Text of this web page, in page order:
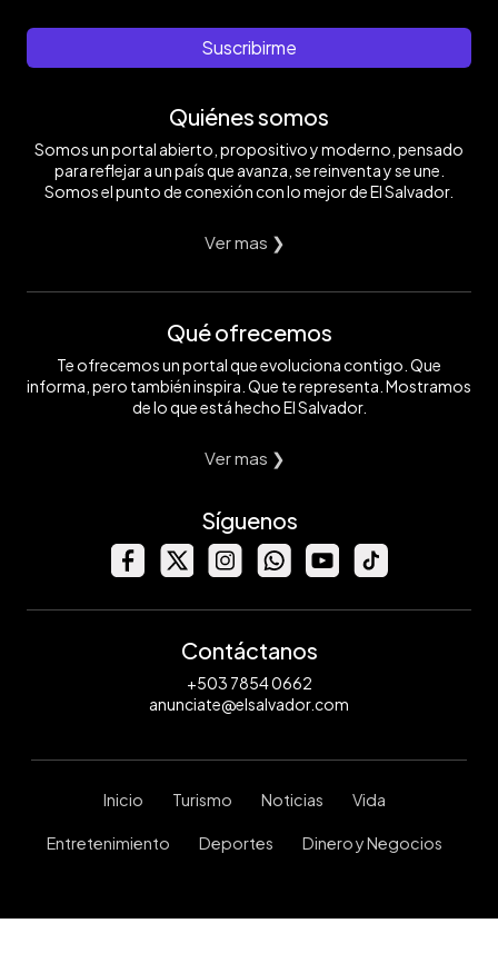
Suscribirme
Quiénes somos
Somos un portal abierto, propositivo y moderno, pensado
para reflejar a un país que avanza, se reinventa y se une.
Somos el punto de conexión con lo mejor de El Salvador.
Ver mas ❯
Qué ofrecemos
Te ofrecemos un portal que evoluciona contigo. Que
informa, pero también inspira. Que te representa. Mostramos
de lo que está hecho El Salvador.
Ver mas ❯
Síguenos
Contáctanos
+503 7854 0662
anunciate@elsalvador.com
Inicio Turismo Noticias Vida
Entretenimiento Deportes Dinero y Negocios